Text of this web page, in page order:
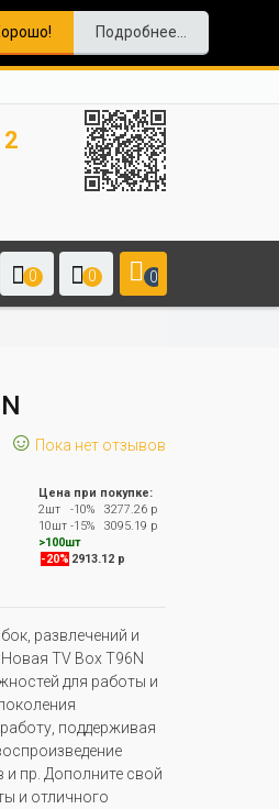
Подробнее...
0 0 0
☺ Пока нет отзывов
Цена при покупке:
2шт
-10%
3277.26 р
10шт -15%
3095.19 р
>100шт
-20% 2913.12 р
развлечений и
TV Box T96N
для работы и
поддерживая
и пр. Дополните свой
и отличного